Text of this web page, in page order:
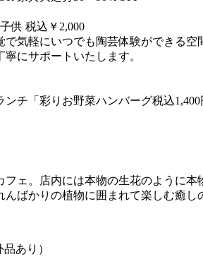
供 税込￥2,000
気軽にいつでも陶芸体験ができる空
にサポートいたします。
チ「彩りお野菜ハンバーグ税込1,400
ェ。店内には本物の生花のように
ばかりの植物に囲まれて楽しむ癒し
あり）